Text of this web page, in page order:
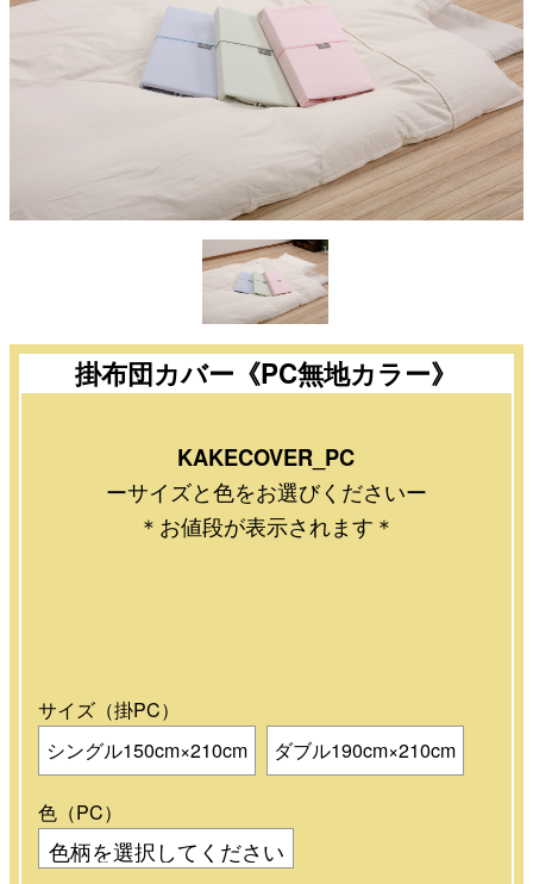
掛布団カバー《PC無地カラー》
KAKECOVER_PC
ーサイズと色をお選びくださいー
＊お値段が表示されます＊
サイズ（掛PC）
シングル150cm×210cm
ダブル190cm×210cm
色（PC）